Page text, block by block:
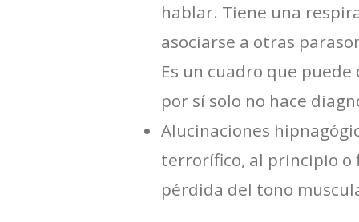
hablar. Tiene una
asociarse a otras
Es un cuadro que
por sí solo no hace
Alucinaciones
terrorífico, al principio o
pérdida del tono